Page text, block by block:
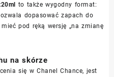
to także wygodny format:
dopasować zapach do
pod ręką wersję „na zmianę
na skórze
się w Chanel Chance, jest